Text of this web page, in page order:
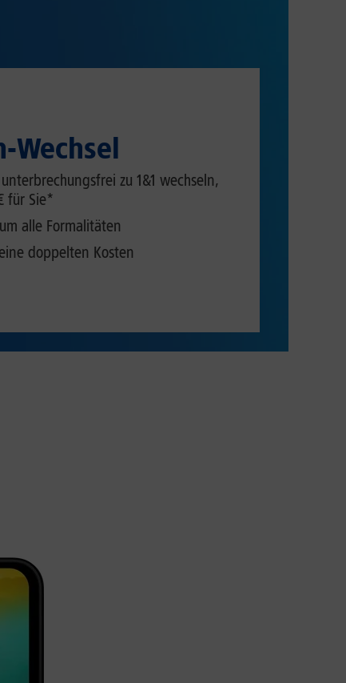
Wechsel
zu 1&1 wechseln,
für Sie*
alle Formalitäten
doppelten Kosten